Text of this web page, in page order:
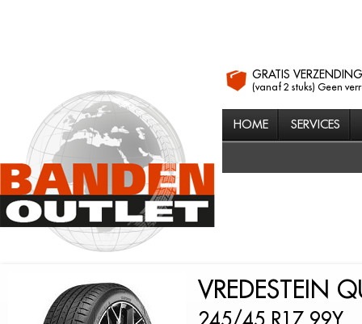
GRATIS VERZENDING
(vanaf 2 stuks) Geen
HOME SERVICES
VREDESTEIN
245/45 R17 99Y